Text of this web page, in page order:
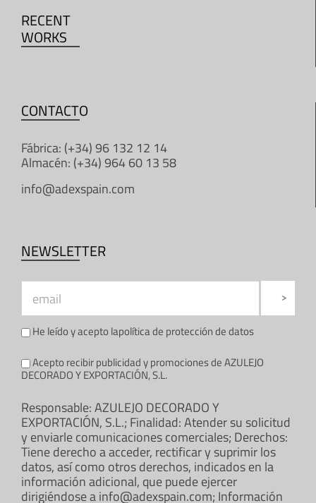
RECENT
WORKS
CONTACTO
Fábrica: (+34) 96 132 12 14
Almacén: (+34) 964 60 13 58
info@adexspain.com
NEWSLETTER
He leído y acepto lapolítica de protección de datos
Acepto recibir publicidad y promociones de AZULEJO
DECORADO Y EXPORTACIÓN, S.L.
Responsable: AZULEJO DECORADO Y
EXPORTACIÓN, S.L.; Finalidad: Atender su solicitud
y enviarle comunicaciones comerciales; Derechos:
Tiene derecho a acceder, rectificar y suprimir los
datos, así como otros derechos, indicados en la
información adicional, que puede ejercer
dirigiéndose a info@adexspain.com; Información